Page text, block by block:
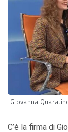
Giovanna
C’è la firma di